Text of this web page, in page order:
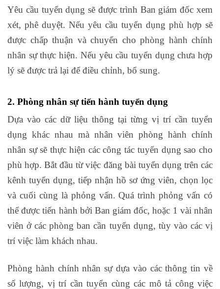
Yêu cầu tuyển dụng sẽ được trình Ban giám đốc xem
xét, phê duyệt. Nếu yêu cầu tuyển dụng phù hợp sẽ
được chấp thuận và chuyển cho phòng hành chính
nhân sự thực hiện. Nếu yêu cầu tuyển dụng chưa hợp
lý sẽ được trả lại để điều chỉnh, bổ sung.
2. Phòng nhân sự tiến hành tuyển dụng
Dựa vào các dữ liệu thông tại từng vị trí cần tuyển
dụng khác nhau mà nhân viên phòng hành chính
nhân sự sẽ thực hiện các công tác tuyển dụng sao cho
phù hợp. Bắt đầu từ việc đăng bài tuyển dụng trên các
kênh tuyển dụng, tiếp nhận hồ sơ ứng viên, chọn lọc
và cuối cùng là phỏng vấn. Quá trình phỏng vấn có
thể được tiến hành bởi Ban giám đốc, hoặc 1 vài nhân
viên ở các phòng ban cần tuyển dụng, tùy vào các vị
trí việc làm khách nhau.
Phòng hành chính nhân sự dựa vào các thông tin về
số lượng, vị trí cần tuyển cùng các mô tả công việc